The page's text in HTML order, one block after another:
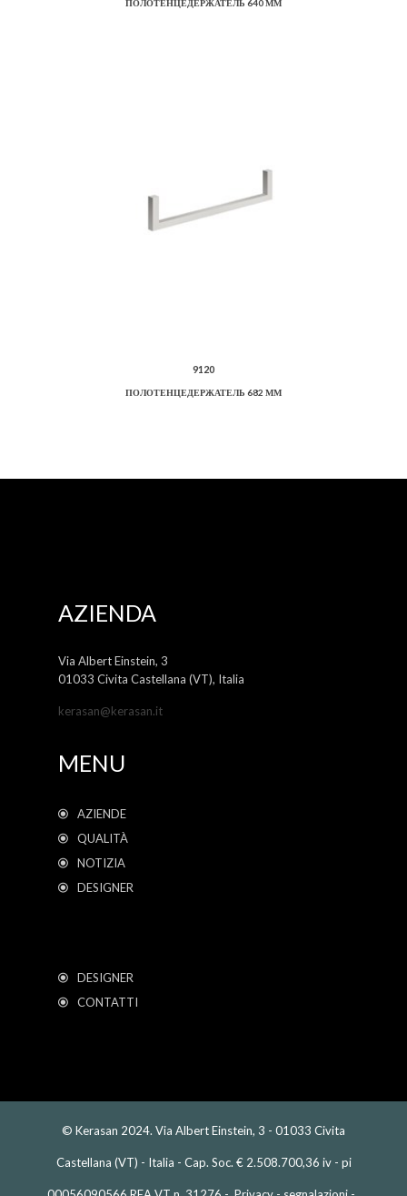
ПОЛОТЕНЦЕДЕРЖАТЕЛЬ 640 ММ
9120
ПОЛОТЕНЦЕДЕРЖАТЕЛЬ 682 ММ
AZIENDA
Via Albert Einstein, 3
01033 Civita Castellana (VT), Italia
kerasan@kerasan.it
MENU
AZIENDE
QUALITÀ
NOTIZIA
DESIGNER
DESIGNER
CONTATTI
© Kerasan 2024. Via Albert Einstein, 3 - 01033 Civita
Castellana (VT) - Italia - Cap. Soc. € 2.508.700,36 iv - pi